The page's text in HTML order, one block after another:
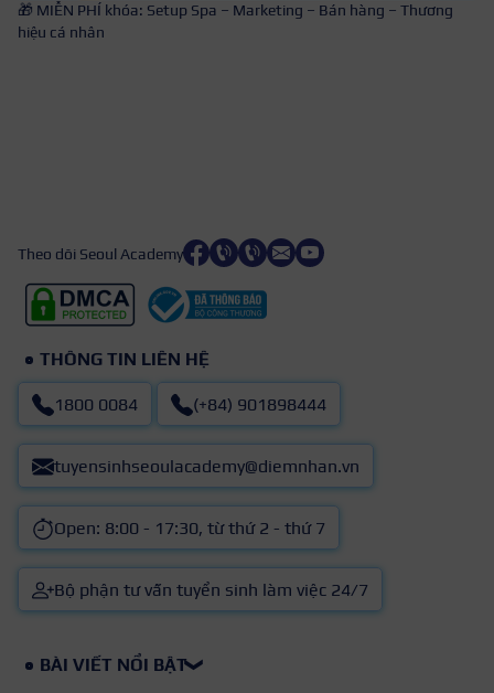
🎁 MIỄN PHÍ khóa: Setup Spa – Marketing – Bán hàng – Thương
hiệu cá nhân
Theo dõi Seoul Academy
THÔNG TIN LIÊN HỆ
1800 0084 (+84) 901898444
tuyensinhseoulacademy@diemnhan.vn
Open: 8:00 - 17:30, từ thứ 2 - thứ 7
Bộ phận tư vấn tuyển sinh làm việc 24/7
BÀI VIẾT NỔI BẬT❯